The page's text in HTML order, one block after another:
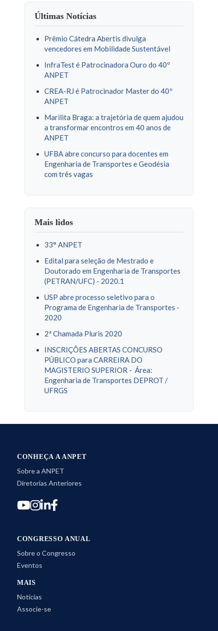
Últimas Notícias
Prêmio Cátedra Abertis divulga
vencedores em Mobilidade Sustentável
InfraTest é Patrocinadora Ouro do 40º
ANPET
CREA-RJ é Patrocinador Master do 40º
ANPET
Marilita Braga: a trajetória de quem ajudou
a transformar encontros em 40 anos de
ANPET
UFBA abre concurso para docentes em
Engenharia de Transportes e Geodésia
com três vagas
Mais lidos
33° ANPET
Edital para seleção de Mestrado e
Doutorado em Engenharia de Transportes
(PETRAN/UFC) - 2020.1
USP abre processo seletivo para o
Programa de Engenharia de Transportes -
2020
2ª Chamada Pluris 2020
INSCRIÇÕES ABERTAS CONCURSO
PÚBLICO para CARREIRA DO
MAGISTERIO SUPERIOR - Área:
Engenharia de Transportes DEPROT /
UFRGS
CONHEÇA A ANPET
Sobre a ANPET
Diretorias Anteriores
CONGRESSO ANUAL
Sobre o Congresso
Eventos
MAIS
Notícias
Associe-se